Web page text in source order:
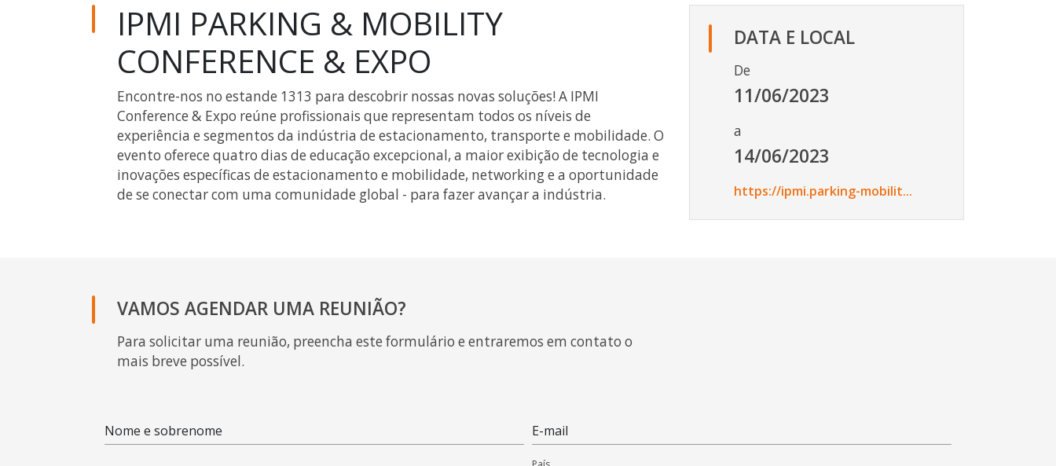
IPMI PARKING & MOBILITY
CONFERENCE & EXPO
Encontre-nos no estande 1313 para descobrir nossas novas soluções! A IPMI
Conference & Expo reúne profissionais que representam todos os níveis de
experiência e segmentos da indústria de estacionamento, transporte e mobilidade. O
evento oferece quatro dias de educação excepcional, a maior exibição de tecnologia e
inovações específicas de estacionamento e mobilidade, networking e a oportunidade
de se conectar com uma comunidade global - para fazer avançar a indústria.
DATA E LOCAL
De
11/06/2023
a
14/06/2023
https://ipmi.parking-mobilit...
VAMOS AGENDAR UMA REUNIÃO?
Para solicitar uma reunião, preencha este formulário e entraremos em contato o
mais breve possível.
Nome e sobrenome E-mail